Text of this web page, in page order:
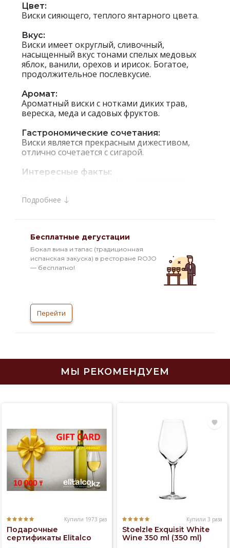
Цвет:
Виски сияющего, теплого янтарного цвета.
Вкус:
Виски имеет округлый, сливочный,
насыщенный вкус тонами спелых медовых
яблок, ванили, орехов и ирисок. Богатое,
продолжительное послевкусие.
Аромат:
Ароматный виски с нотками диких трав,
вереска, меда и садовых фруктов.
Гастрономические сочетания:
Виски является прекрасным дижестивом,
отлично сочетается с сигарой.
Интересные факты:
премиум-класса. Виски `Чивас Ригал` ведет
синонимом высокого качества шотландского
виски. Свое королевское название (`Ригал` —
в переводе с англ. означает `король`) виски
заслужил тем, что в XIX веке именно
официальным поставщиком крепких
компании имеются самые изысканные и
редкие сорта односолодовых и зерновых
виски, что
Подробнее
Бесплатные дегустации
Бокал вина и тапас (традиционная
испанская закуска) в ресторане ROJO
— бесплатно!
Перейти
МЫ РЕКОМЕНДУЕМ
Купили 1973 раз
Подарочные
сертификаты Elitalco
Купили 3 раза
Stoelzle Exquisit White
Wine 350 ml (350 ml)